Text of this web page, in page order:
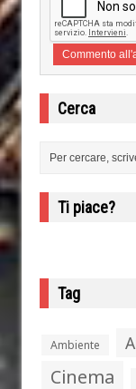
Cerca
Ti piace?
Tag
Ambiente
Cinema